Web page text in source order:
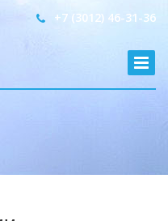
+7 (3012) 46-31-36